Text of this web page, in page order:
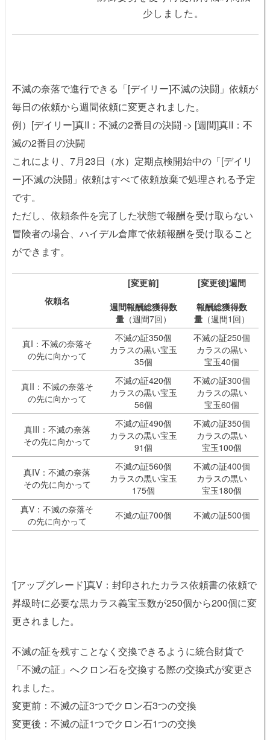
少しました。
不滅の奈落で進行できる「[デイリー]不滅の決闘」依頼が
毎日の依頼から週間依頼に変更されました。
例）[デイリー]真II：不滅の2番目の決闘 -> [週間]真II：不
滅の2番目の決闘
これにより、7月23日（水）定期点検開始中の「[デイリ
ー]不滅の決闘」依頼はすべて依頼放棄で処理される予定
です。
ただし、依頼条件を完了した状態で報酬を受け取らない
冒険者の場合、ハイデル倉庫で依頼報酬を受け取ること
ができます。
依頼名
[変更前]
週間報酬総獲得数
量 （週間7回）
[変更後]週間
報酬総獲得数
量 （週間1回）
真I：不滅の奈落そ
の先に向かって
不滅の証350個
カラスの黒い宝玉
35個
不滅の証250個
カラスの黒い
宝玉40個
真II：不滅の奈落そ
の先に向かって
不滅の証420個
カラスの黒い宝玉
56個
不滅の証300個
カラスの黒い
宝玉60個
真III：不滅の奈落
その先に向かって
不滅の証490個
カラスの黒い宝玉
91個
不滅の証350個
カラスの黒い
宝玉100個
真IV：不滅の奈落
その先に向かって
不滅の証560個
カラスの黒い宝玉
175個
不滅の証400個
カラスの黒い
宝玉180個
真V：不滅の奈落そ
の先に向かって
不滅の証700個 不滅の証500個
'[アップグレード]真V：封印されたカラス依頼書の依頼で
昇級時に必要な黒カラス義宝玉数が250個から200個に変
更されました。
不滅の証を残すことなく交換できるように統合財貨で
「不滅の証」へクロン石を交換する際の交換式が変更さ
れました。
変更前：不滅の証3つでクロン石3つの交換
変更後：不滅の証1つでクロン石1つの交換